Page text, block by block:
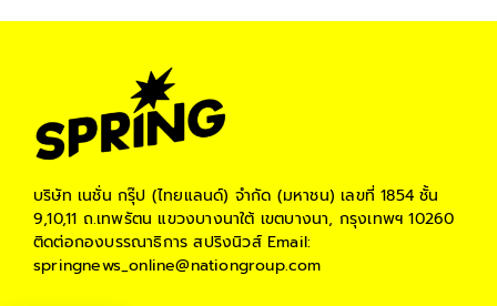
บริษัท เนชั่น กรุ๊ป (ไทยแลนด์) จำกัด (มหาชน) เลขที่ 1854 ชั้น
9,10,11 ถ.เทพรัตน แขวงบางนาใต้ เขตบางนา, กรุงเทพฯ 10260
ติดต่อกองบรรณาธิการ สปริงนิวส์Email:
springnews_online@nationgroup.com